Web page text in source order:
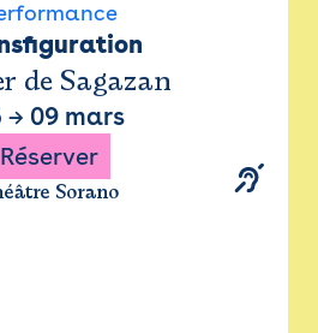
de Sagazan
→ 09 mars
Réserver
Sorano